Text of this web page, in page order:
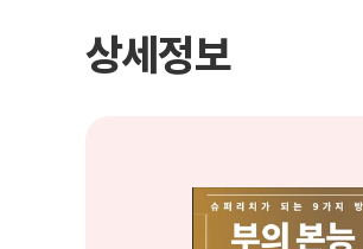
상세정보